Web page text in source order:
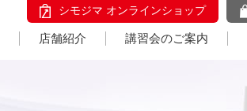
シモジマ オンラインショップ
店舗紹介 講習会のご案内